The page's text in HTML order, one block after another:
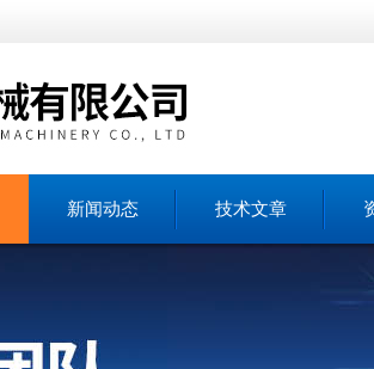
新闻动态 技术文章